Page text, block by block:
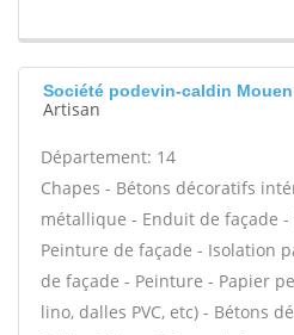
Société podevin-caldin Mouen
Artisan
Département: 14
Chapes - Bétons décoratifs
métallique - Enduit de façade -
Peinture de façade - Isolation
de façade - Peinture - Papier
lino, dalles PVC, etc) - Bétons